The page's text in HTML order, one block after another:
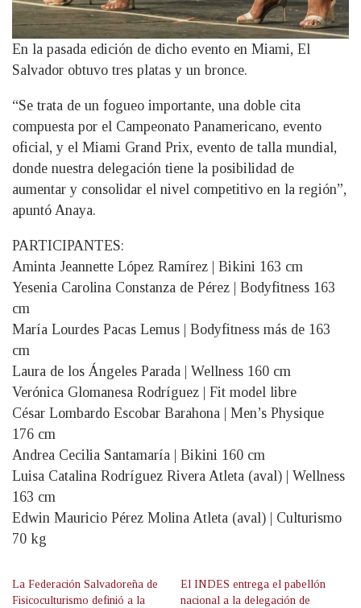
En la pasada edición de dicho evento en Miami, El
Salvador obtuvo tres platas y un bronce.
“Se trata de un fogueo importante, una doble cita
compuesta por el Campeonato Panamericano, evento
oficial, y el Miami Grand Prix, evento de talla mundial,
donde nuestra delegación tiene la posibilidad de
aumentar y consolidar el nivel competitivo en la región”,
apuntó Anaya.
PARTICIPANTES:
Aminta Jeannette López Ramírez | Bikini 163 cm
Yesenia Carolina Constanza de Pérez | Bodyfitness 163
cm
María Lourdes Pacas Lemus | Bodyfitness más de 163
cm
Laura de los Ángeles Parada | Wellness 160 cm
Verónica Glomanesa Rodríguez | Fit model libre
César Lombardo Escobar Barahona | Men’s Physique
176 cm
Andrea Cecilia Santamaría | Bikini 160 cm
Luisa Catalina Rodríguez Rivera Atleta (aval) | Wellness
163 cm
Edwin Mauricio Pérez Molina Atleta (aval) | Culturismo
70 kg
La Federación Salvadoreña de
Fisicoculturismo definió a la
El INDES entrega el pabellón
nacional a la delegación de